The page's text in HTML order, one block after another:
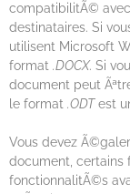
compatibilitÃ©
destinataires. Si
utilisent Microsoft
format .DOCX. Si
document peut
le format .ODTest
Vous devez
document, certains
fonctionnalitÃ©s